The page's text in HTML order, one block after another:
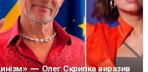
— Олег Скрипка виразив